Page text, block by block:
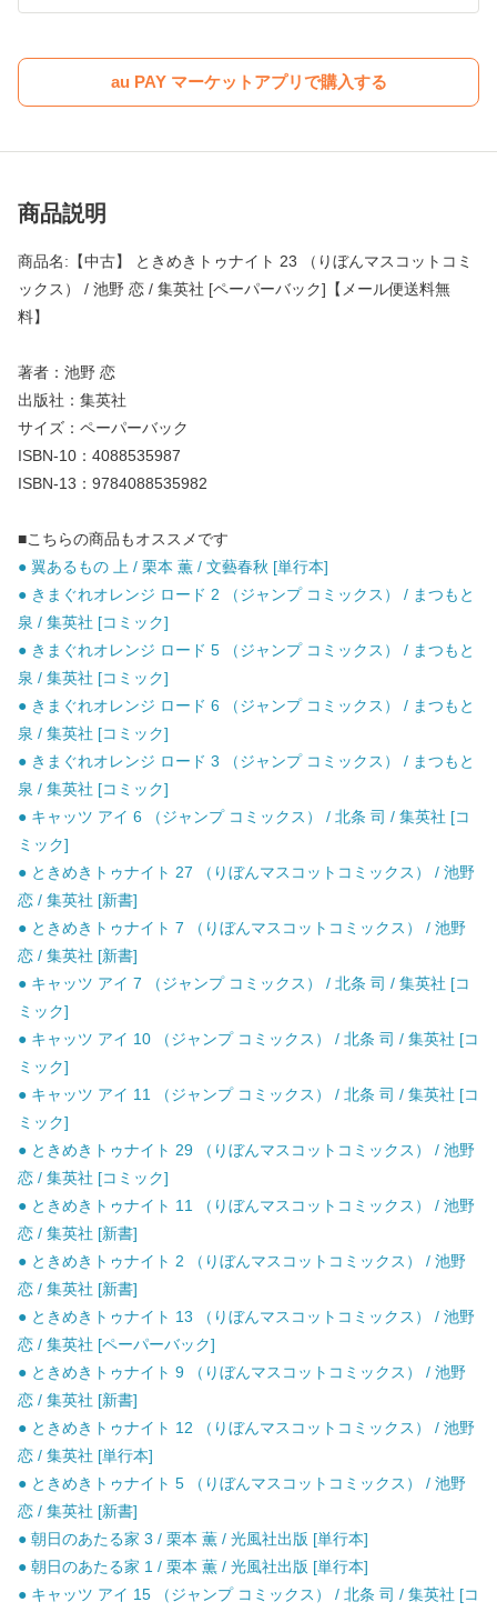
au PAY マーケットアプリで購入する
商品説明
商品名:【中古】 ときめきトゥナイト 23 （りぼんマスコットコミ
ックス） / 池野 恋 / 集英社 [ペーパーバック]【メール便送料無
料】
著者：池野 恋
出版社：集英社
サイズ：ペーパーバック
ISBN-10：4088535987
ISBN-13：9784088535982
■こちらの商品もオススメです
● 翼あるもの 上 / 栗本 薫 / 文藝春秋 [単行本]
● きまぐれオレンジ ロード 2 （ジャンプ コミックス） / まつもと
泉 / 集英社 [コミック]
● きまぐれオレンジ ロード 5 （ジャンプ コミックス） / まつもと
泉 / 集英社 [コミック]
● きまぐれオレンジ ロード 6 （ジャンプ コミックス） / まつもと
泉 / 集英社 [コミック]
● きまぐれオレンジ ロード 3 （ジャンプ コミックス） / まつもと
泉 / 集英社 [コミック]
● キャッツ アイ 6 （ジャンプ コミックス） / 北条 司 / 集英社 [コ
ミック]
● ときめきトゥナイト 27 （りぼんマスコットコミックス） / 池野
恋 / 集英社 [新書]
● ときめきトゥナイト 7 （りぼんマスコットコミックス） / 池野
恋 / 集英社 [新書]
● キャッツ アイ 7 （ジャンプ コミックス） / 北条 司 / 集英社 [コ
ミック]
● キャッツ アイ 10 （ジャンプ コミックス） / 北条 司 / 集英社 [コ
ミック]
● キャッツ アイ 11 （ジャンプ コミックス） / 北条 司 / 集英社 [コ
ミック]
● ときめきトゥナイト 29 （りぼんマスコットコミックス） / 池野
恋 / 集英社 [コミック]
● ときめきトゥナイト 11 （りぼんマスコットコミックス） / 池野
恋 / 集英社 [新書]
● ときめきトゥナイト 2 （りぼんマスコットコミックス） / 池野
恋 / 集英社 [新書]
● ときめきトゥナイト 13 （りぼんマスコットコミックス） / 池野
恋 / 集英社 [ペーパーバック]
● ときめきトゥナイト 9 （りぼんマスコットコミックス） / 池野
恋 / 集英社 [新書]
● ときめきトゥナイト 12 （りぼんマスコットコミックス） / 池野
恋 / 集英社 [単行本]
● ときめきトゥナイト 5 （りぼんマスコットコミックス） / 池野
恋 / 集英社 [新書]
● 朝日のあたる家 3 / 栗本 薫 / 光風社出版 [単行本]
● 朝日のあたる家 1 / 栗本 薫 / 光風社出版 [単行本]
● キャッツ アイ 15 （ジャンプ コミックス） / 北条 司 / 集英社 [コ